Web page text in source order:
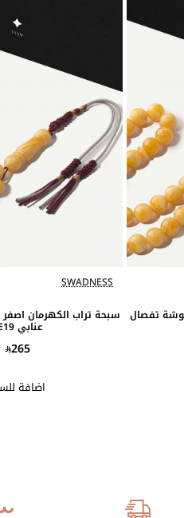
تفصال
SWADNESS
سبحة تراب الكهرمان
عنابي 9E19
265
اضافة